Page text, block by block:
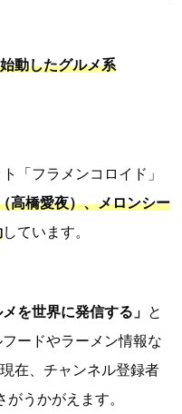
動したグルメ系
「フラメンコロイド」
高橋愛夜）、メロンシー
しています。
を世界に発信する」 と
ードやラーメン情報な
在、チャンネル登録者
うかがえます。